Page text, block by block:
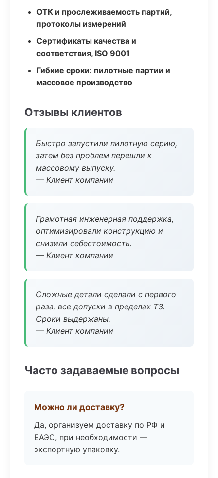
ОТК и прослеживаемость партий,
протоколы измерений
Сертификаты качества и
соответствия, ISO 9001
Гибкие сроки: пилотные партии и
массовое производство
Отзывы клиентов
Быстро запустили пилотную серию,
затем без проблем перешли к
массовому выпуску.
— Клиент компании
Грамотная инженерная поддержка,
оптимизировали конструкцию и
снизили себестоимость.
— Клиент компании
Сложные детали сделали с первого
раза, все допуски в пределах ТЗ.
Сроки выдержаны.
— Клиент компании
Часто задаваемые вопросы
Можно ли доставку?
Да, организуем доставку по РФ и
ЕАЭС, при необходимости —
экспортную упаковку.